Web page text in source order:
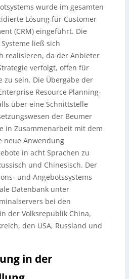
wurde im gesamten
Lösung für Customer
(CRM) eingeführt. Die
ließ sich
realisieren, da der Anbieter
verfolgt, offen für
zu sein. Die Übergabe der
Resource Planning-
über eine Schnittstelle
der Beumer
in Zusammenarbeit mit dem
neue Anwendung
in acht Sprachen zu
und Chinesisch. Der
und Angebotssystems
Datenbank unter
bei den
der Volksrepublik China,
den USA, Russland und
in der